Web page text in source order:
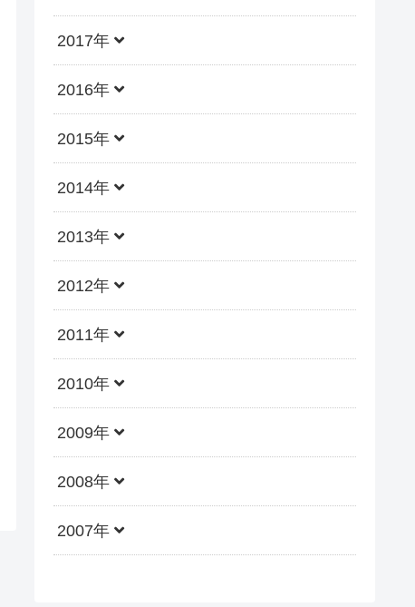
2017年
2016年
2015年
2014年
2013年
2012年
2011年
2010年
2009年
2008年
2007年